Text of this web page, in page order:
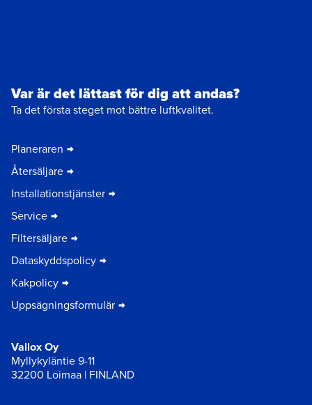
Var är det lättast för dig att andas?
Ta det första steget mot bättre luftkvalitet.
Planeraren
Återsäljare
Installationstjänster
Service
Filtersäljare
Dataskyddspolicy
Kakpolicy
Uppsägningsformulär
Vallox Oy
Myllykyläntie 9-11
32200 Loimaa | FINLAND